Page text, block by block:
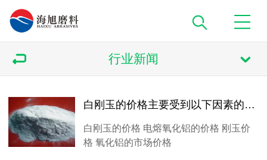
行业新闻
白刚玉的价格主要受到以下因素的影响‌
白刚玉的价格 电熔氧化铝的价格 刚玉价
格 氧化铝的市场价格